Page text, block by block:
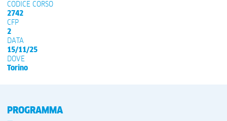
CODICE CORSO
2742
CFP
2
DATA
15/11/25
DOVE
Torino
PROGRAMMA